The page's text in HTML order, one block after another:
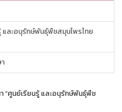
และอนุรักษ์พันธุ์พืชสมุนไพรไทย
“ศูนย์เรียนรู้ และอนุรักษ์พันธุ์พืช